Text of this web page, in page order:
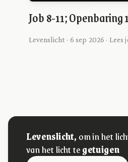
Job 8-11; Openbaring
Levenslicht · 6 sep 2026 · Lees
Levenslicht, om in het
van het licht tegetuigen